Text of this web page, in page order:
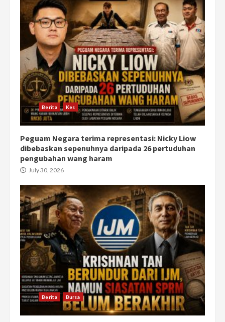
Berita Kes
Peguam Negara terima representasi: Nicky Liow
dibebaskan sepenuhnya daripada 26 pertuduhan
pengubahan wang haram
July 30, 2026
Berita Bursa